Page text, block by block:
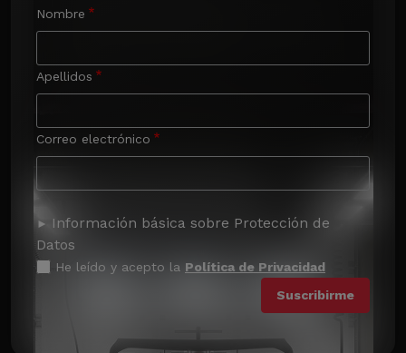
Nombre
Apellidos
Correo electrónico
Información básica sobre Protección de
Datos
He leído y acepto la Política de Privacidad